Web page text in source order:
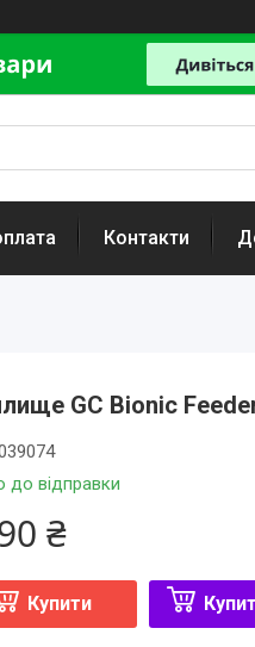
Контакти
GC Bionic
до відправки
₴
Купити